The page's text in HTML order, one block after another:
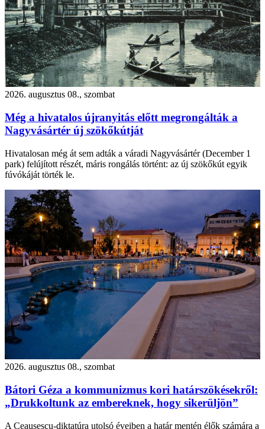
2026. augusztus 08., szombat
Még a hivatalos újranyitás előtt megrongálták a
Nagyvásártér új szökőkútját
Hivatalosan még át sem adták a váradi Nagyvásártér (December 1
park) felújított részét, máris rongálás történt: az új szökőkút egyik
fúvókáját törték le.
2026. augusztus 08., szombat
Bátori Géza a kommunizmus kori határszökésekről:
„Drukkoltunk az embereknek, hogy sikerüljön”
A Ceaușescu-diktatúra utolsó éveiben a határ mentén élők számára a